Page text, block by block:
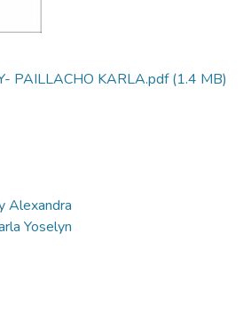
PAILLACHO KARLA.pdf(1.4 MB)
Alexandra
Yoselyn